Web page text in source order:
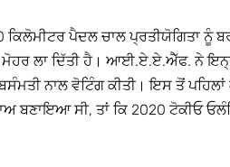
ਪੈਦਲ ਚਾਲ ਪ੍ਰਤੀਯੋਗਿਤਾ ਨੂੰ
ਲਾ ਦਿੱਤੀ ਹੈ। ਆਈ.ਏ.ਏ.ਐੱਫ. ਨੇ ਇਨ੍ਹਾਂ
ਨਾਲ ਵੋਟਿੰਗ ਕੀਤੀ। ਇਸ ਤੋਂ
ਬਣਾਇਆ ਸੀ, ਤਾਂ ਕਿ 2020 ਟੋਕੀਓ